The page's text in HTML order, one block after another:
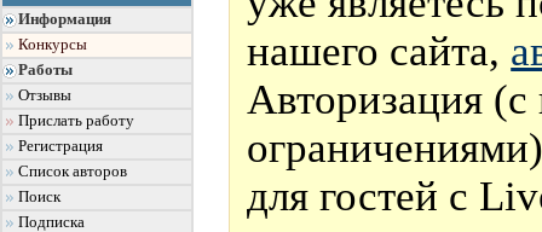
Информация
Конкурсы
Работы
Отзывы
Прислать работу
Регистрация
Список авторов
Поиск
Подписка
нашего сайта,
Авторизация
для гостей с